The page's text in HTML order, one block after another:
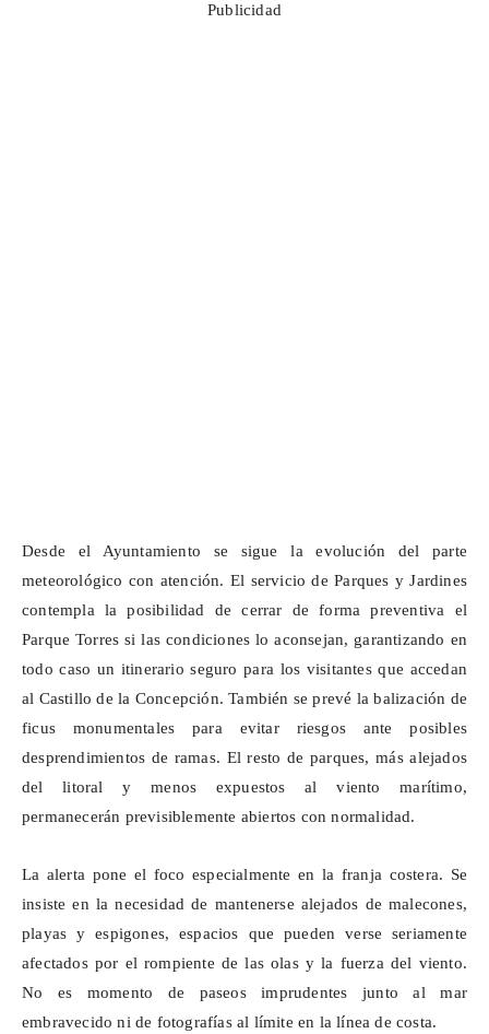
Publicidad
Desde el Ayuntamiento se sigue la evolución del parte
meteorológico con atención. El servicio de Parques y Jardines
contempla la posibilidad de cerrar de forma preventiva el
Parque Torres si las condiciones lo aconsejan, garantizando en
todo caso un itinerario seguro para los visitantes que accedan
al Castillo de la Concepción. También se prevé labalización de
ficus monumentales para evitar riesgos ante posibles
desprendimientos de ramas. El resto deparques, más alejados
del litoral y menos expuestos al viento marítimo,
permanecerán previsiblemente abiertos con normalidad.
La alerta pone el foco especialmente en la franja costera. Se
insiste en la necesidad de mantenerse alejados de malecones,
playas y espigones, espacios que pueden verse seriamente
afectados por el rompiente de las olas y la fuerza del viento.
No es momento de paseos imprudentes junto al mar
embravecido ni de fotografías al límite en la línea de costa.